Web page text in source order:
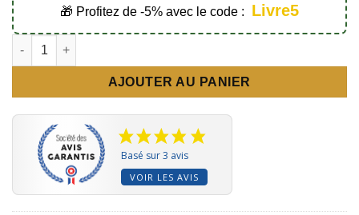
🎁 Profitez de -5% avec le code : Livre5
quantité de Mon cahier d’activités Dini 6-9 ans - Éditions Dini
AJOUTER AU PANIER
Basé sur 3 avis
VOIR LES AVIS